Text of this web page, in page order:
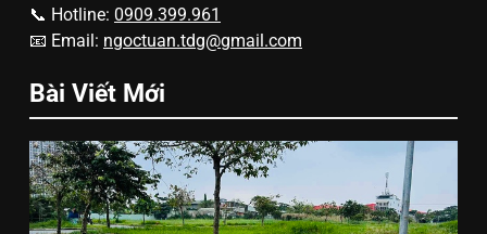
📞 Hotline: 0909.399.961
📧 Email: ngoctuan.tdg@gmail.com
Bài Viết Mới